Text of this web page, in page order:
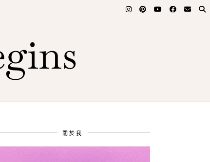
關於我